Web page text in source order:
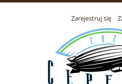
Zarejestruj się